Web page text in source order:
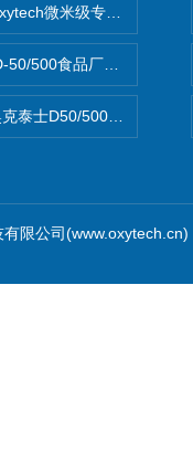
微米级专业消毒
50/500食品厂车间高效杀
泰士D50/500矿泉水消毒
限公司(www.oxytech.cn)